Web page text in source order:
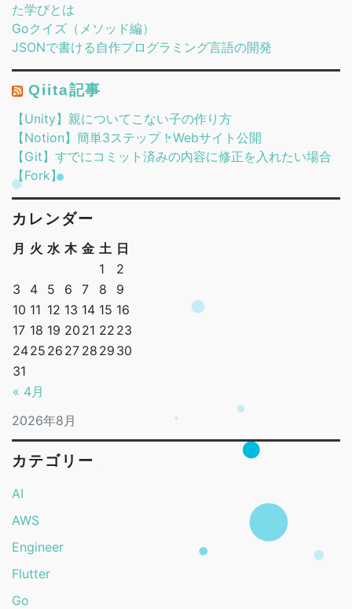
た学びとは
Goクイズ（メソッド編）
JSONで書ける自作プログラミング言語の開発
Qiita記事
【Unity】親についてこない子の作り方
【Notion】簡単3ステップ！Webサイト公開
【Git】すでにコミット済みの内容に修正を入れたい場合
【Fork】
カレンダー
2026年8月
月 火 水 木 金 土 日
« 4月
1
2
3
4 5 6 7 8
9
10 11 12 13 14 15 16
17 18 19 20 21 22 23
2425 26 27 28 29 30
31
カテゴリー
AI
AWS
Engineer
Flutter
Go